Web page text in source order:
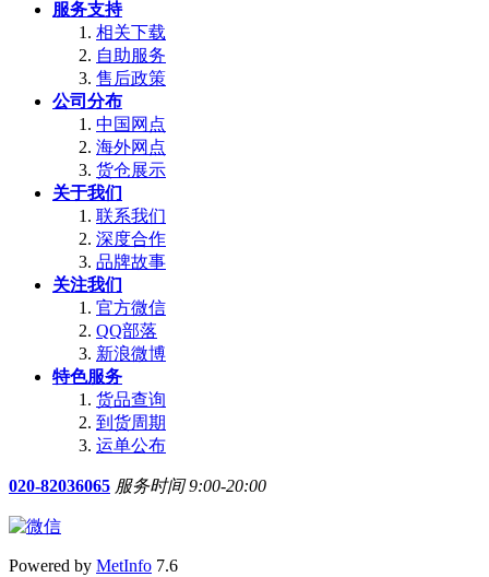
服务支持
相关下载
自助服务
售后政策
公司分布
中国网点
海外网点
货仓展示
关于我们
联系我们
深度合作
品牌故事
关注我们
官方微信
QQ部落
新浪微博
特色服务
货品查询
到货周期
运单公布
020-82036065 服务时间 9:00-20:00
Powered by MetInfo 7.6